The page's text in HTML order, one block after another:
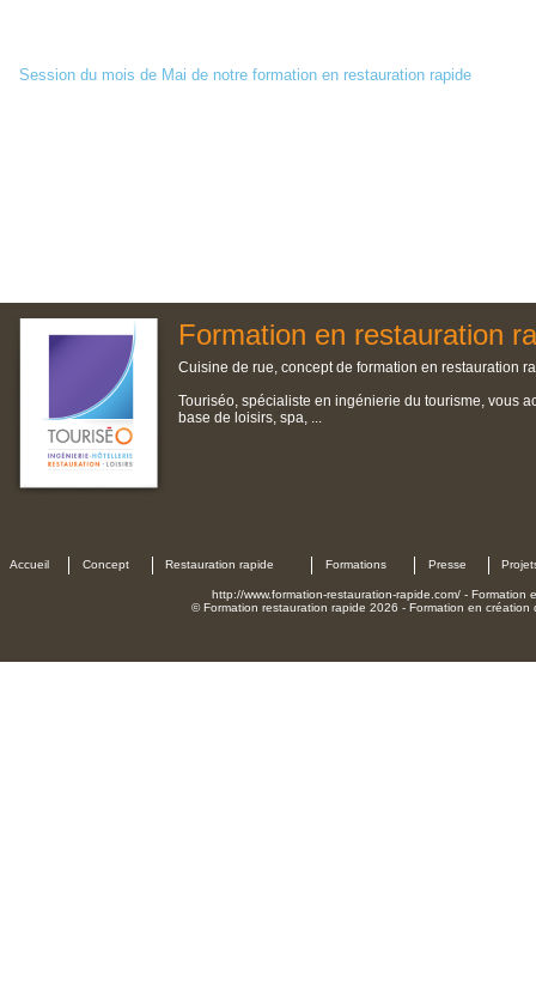
Session du mois de Mai de notre formation en restauration rapide
Formation en restauration
Cuisine de rue, concept de formation en restauration
Touriséo, spécialiste en ingénierie du tourisme, vous
base de loisirs, spa, ...
Accueil Concept Restauration rapide Formations Presse
http://www.formation-restauration-rapide.com/ -
© Formation restauration rapide 2026 - Formation en